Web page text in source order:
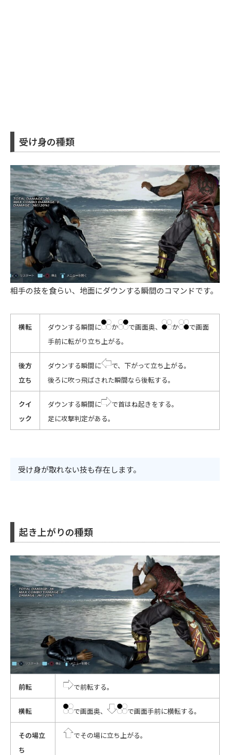
受け身の種類
相手の技を食らい、地面にダウンする瞬間のコマンドです。
横転 ダウンする瞬間に か で画面奥、 か
で画面
手前に転がり立ち上がる。
後方
立ち
ダウンする瞬間に
で、下がって立ち上がる。
後ろに吹っ飛ばされた瞬間なら後転する。
クイ
ック
ダウンする瞬間に
で首はね起きをする。
足に攻撃判定がある。
受け身が取れない技も存在します。
起き上がりの種類
前転 で前転する。
横転 で画面奥、 で画面手前に横転する。
その場立
ち
でその場に立ち上がる。